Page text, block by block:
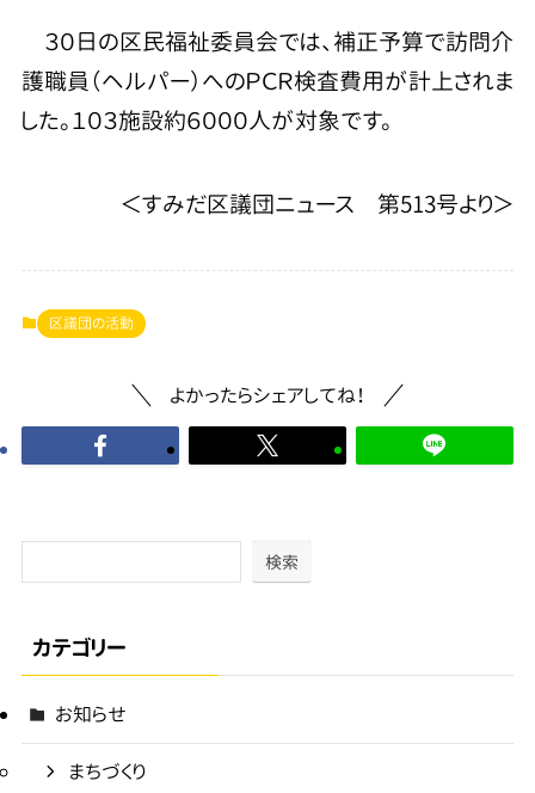
３０日の区民福祉委員会では、補正予算で訪問介
護職員（ヘルパー）へのＰＣＲ検査費用が計上されま
した。１０３施設約６０００人が対象です。
＜すみだ区議団ニュース 第513号より＞
区議団の活動
よかったらシェアしてね！
検索
カテゴリー
お知らせ
まちづくり